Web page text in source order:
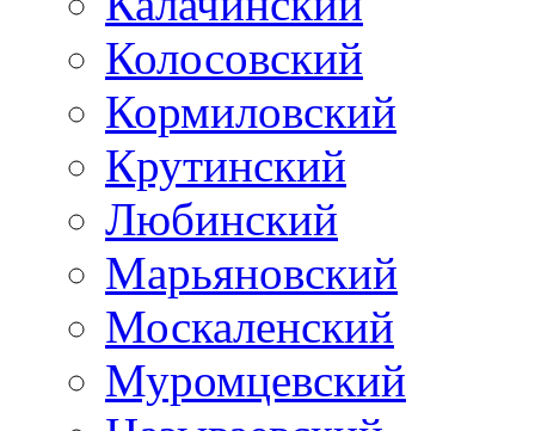
Колосовский
Кормиловский
Крутинский
Любинский
Марьяновский
Москаленский
Муромцевский